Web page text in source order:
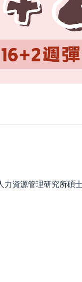
力資源管理研究所碩